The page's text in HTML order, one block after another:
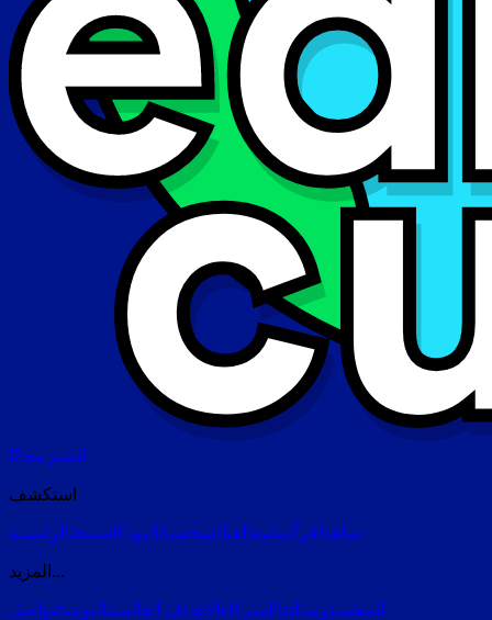
انضم مجانًا
استكشف
شاهد اقرأ استمعالعبالشخصياتالبودكاستبحثالرئيسية
المزيد...
للمعلمينرسالتنا الشركاء الأهداف العالمية اليومياتتواصل